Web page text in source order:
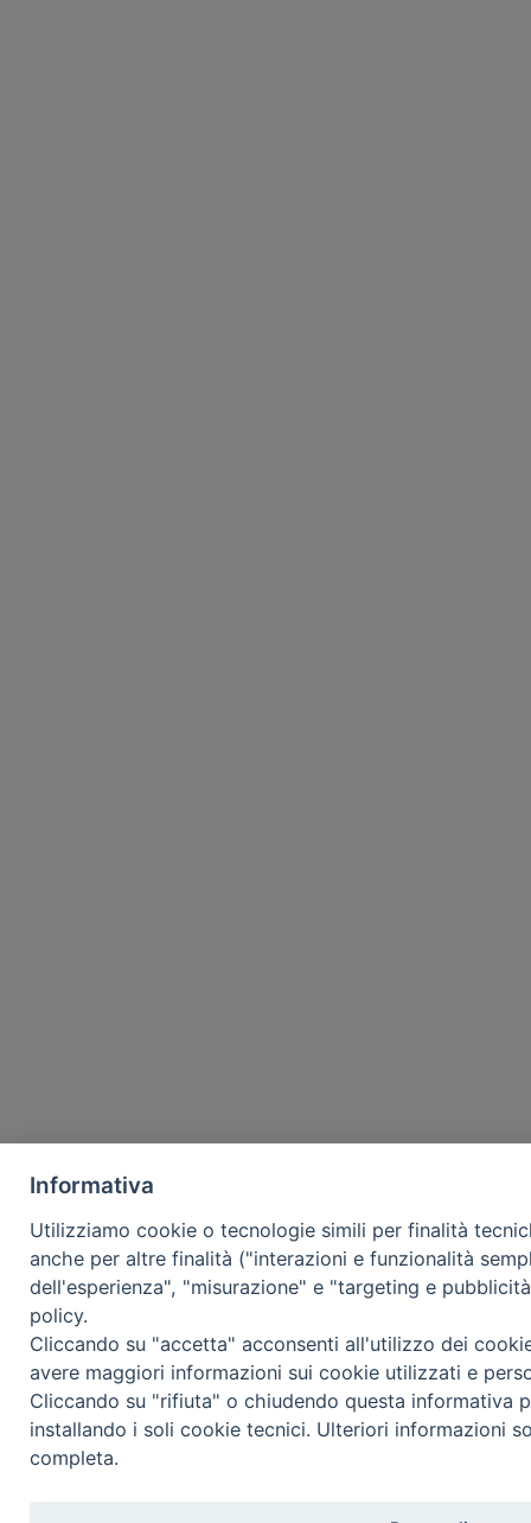
Informativa
Utilizziamo cookie o tecnologie simili per finalità
anche per altre finalità ("interazioni e funzionalità
dell'esperienza", "misurazione" e "targeting e
policy.
Cliccando su "accetta" acconsenti all'utilizzo dei
avere maggiori informazioni sui cookie utilizzati e
Cliccando su "rifiuta" o chiudendo questa informativa
installando i soli cookie tecnici. Ulteriori informazioni
completa.